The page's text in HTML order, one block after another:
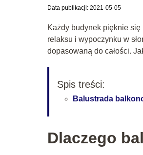
Data publikacji: 2021-05-05
Każdy budynek pięknie
relaksu i wypoczynku w
dopasowaną do całości.
Spis treści:
Balustrada
Dlaczego